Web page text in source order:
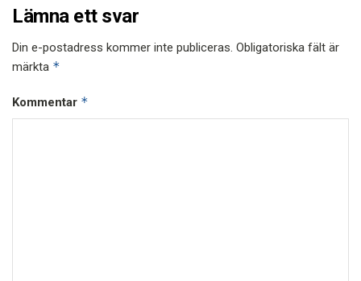
Lämna ett svar
Din e-postadress kommer inte publiceras. Obligatoriska fält är
märkta *
Kommentar *